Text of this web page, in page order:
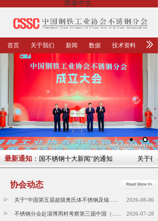
简体中文
首页 关于我们 新闻 数据 技术资料
最新通知 ：
集“2023年中国不锈钢十大新闻”的通知 关于
协会动态
关于“中国第五届超级奥氏体不锈钢及镍...... 2026-08-06
不锈钢分会赴淄博周村考察第三届中国（...... 2026-07-28